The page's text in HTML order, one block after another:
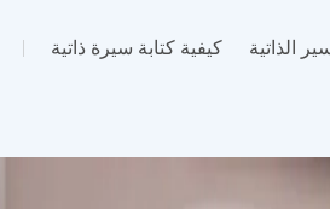
الذاتية كيفية كتابة سيرة ذاتية